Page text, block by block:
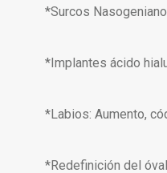
*Surcos
*Implantes ácido
*Labios: Aumento,
*Redefinición del